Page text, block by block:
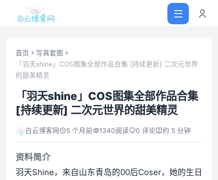
首页
网站源码
软件仓库
主题插件
首页
写真套图
「羽天shine」COS图集全部作品合集 [持续更新] 二次元世界
的甜美精灵
「羽天shine」COS图集全部作品合集
[持续更新] 二次元世界的甜美精灵
白云博客网 5 个月前 1340阅读 0 评论 约 5 分钟
资料简介
羽天Shine，来自山东青岛的00后Coser，她的生日